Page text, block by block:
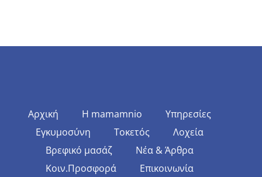
Αρχική Η mamamnio
Υπηρεσίες
Εγκυμοσύνη
Τοκετός
Λοχεία
Βρεφικό μασάζ
Νέα & Άρθρα
Κοιν.Προσφορά
Επικοινωνία